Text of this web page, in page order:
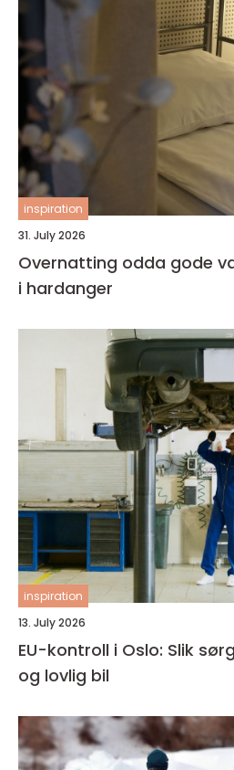
inspiration
31. July 2026
Overnatting odda gode valg for aktive dager
i hardanger
inspiration
13. July 2026
EU-kontroll i Oslo: Slik
og lovlig bil